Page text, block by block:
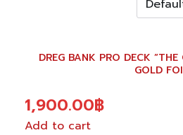
DREG BANK PRO DECK
GOLD
1,900.00฿
Add to cart